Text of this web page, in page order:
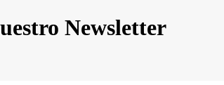
Newsletter